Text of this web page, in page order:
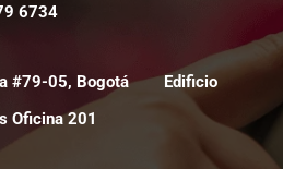
6734
#79-05, Bogotá Edificio
Oficina 201